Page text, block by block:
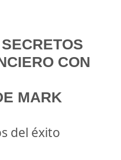
CON
MARK
del éxito